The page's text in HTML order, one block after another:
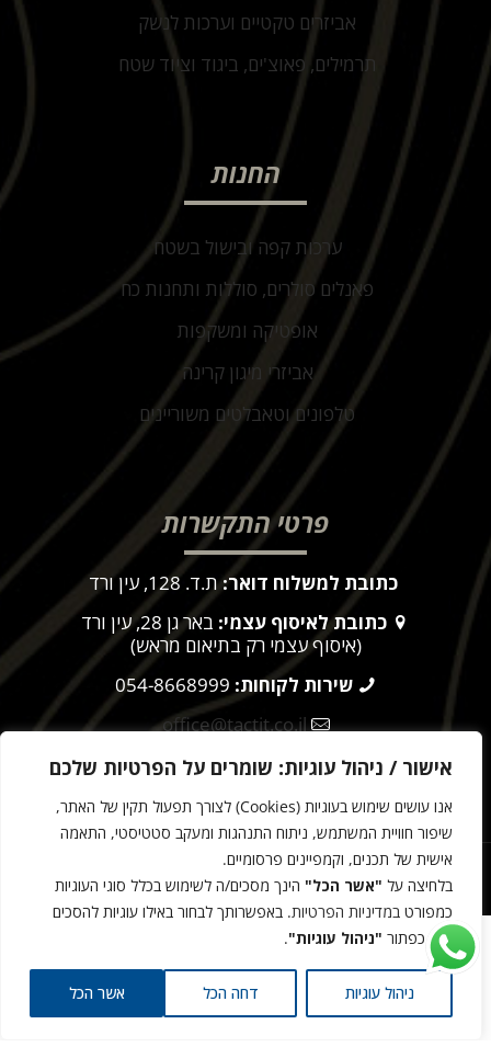
אישור / ניהול עוגיות: שומרים על הפרטיות שלכם
אנו עושים שימוש בעוגיות (Cookies) לצורך תפעול תקין של האתר,
שיפור חוויית המשתמש, ניתוח התנהגות ומעקב סטטיסטי, התאמה
אישית של תכנים, וקמפיינים פרסומיים.
בלחיצה על "אשר הכל" הינך מסכים/ה לשימוש בכלל סוגי העוגיות
כמפורט במדיניות הפרטיות. באפשרותך לבחור באילו עוגיות להסכים
דרך כפתור "ניהול עוגיות".
ניהול עוגיות דחה הכל אשר הכל
אביזרים טקטיים וערכות לנשק
תרמילים, פאוצ'ים, ביגוד וציוד שטח
החנות
ערכות קפה ובישול בשטח
פאנלים סולרים, סוללות ותחנות כח
אופטיקה ומשקפות
אביזרי מיגון קרינה
טלפונים וטאבלטים משוריינים
פרטי התקשרות
כתובת למשלוח דואר:ת.ד. 128, עין ורד
כתובת לאיסוף עצמי: באר גן 28, עין ורד
(איסוף עצמי רק בתיאום מראש)
שירות לקוחות: 054-8668999
office@tactit.co.il
שעות פעילות:9:00 – 17:00
מדיניות הפרטיות
הטקטית © 2025
עיצוב ובניית אתרים -
חום-שחור
+